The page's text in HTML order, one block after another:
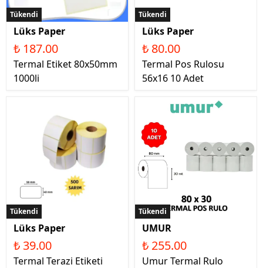
Tükendi
Lüks Paper
₺ 187.00
Termal Etiket 80x50mm
1000li
Tükendi
Lüks Paper
₺ 80.00
Termal Pos Rulosu
56x16 10 Adet
Tükendi
Lüks Paper
₺ 39.00
Termal Terazi Etiketi
Tükendi
UMUR
₺ 255.00
Umur Termal Rulo